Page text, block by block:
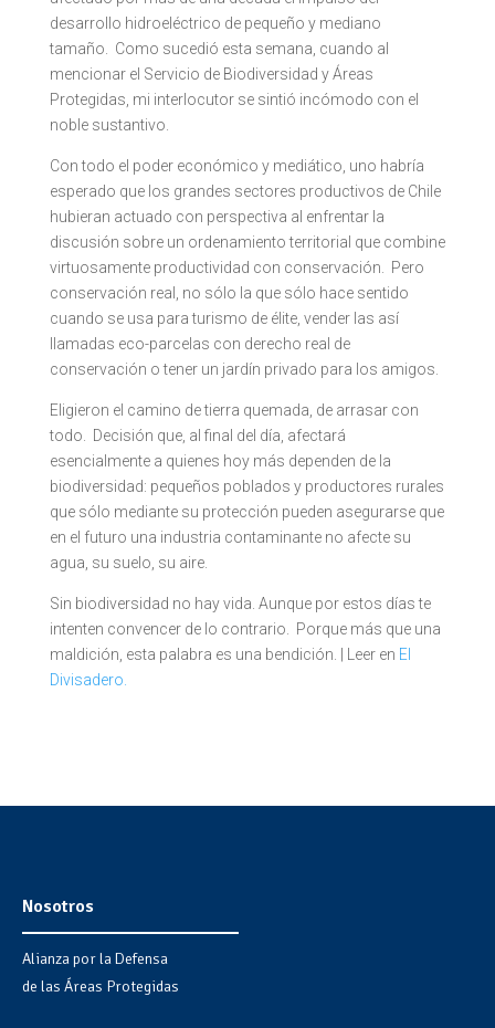
desarrollo hidroeléctrico de pequeño y mediano
tamaño. Como sucedió esta semana, cuando al
mencionar el Servicio de Biodiversidad y Áreas
Protegidas, mi interlocutor se sintió incómodo con el
noble sustantivo.
Con todo el poder económico y mediático, uno habría
esperado que los grandes sectores productivos de Chile
hubieran actuado con perspectiva al enfrentar la
discusión sobre un ordenamiento territorial que combine
virtuosamente productividad con conservación. Pero
conservación real, no sólo la que sólo hace sentido
cuando se usa para turismo de élite, vender las así
llamadas eco-parcelas con derecho real de
conservación o tener un jardín privado para los amigos.
Eligieron el camino de tierra quemada, de arrasar con
todo. Decisión que, al final del día, afectará
esencialmente a quienes hoy más dependen de la
biodiversidad: pequeños poblados y productores rurales
que sólo mediante su protección pueden asegurarse que
en el futuro una industria contaminante no afecte su
agua, su suelo, su aire.
Sin biodiversidad no hay vida. Aunque por estos días te
intenten convencer de lo contrario. Porque más que una
maldición, esta palabra es una bendición. | Leer en El
Divisadero.
Nosotros
Alianza por la Defensa
de las Áreas Protegidas